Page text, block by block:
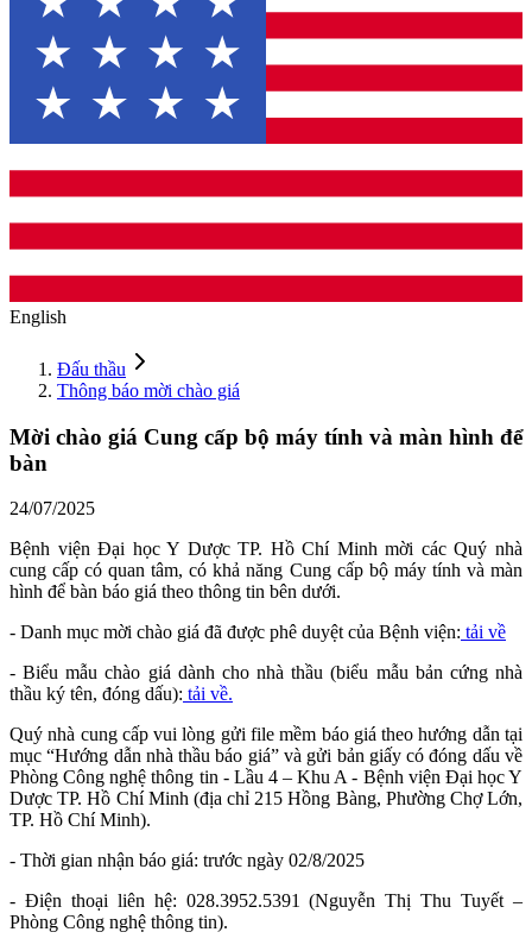
English
Đấu thầu
Thông báo mời chào giá
Mời chào giá Cung cấp bộ máy tính và màn hình để
bàn
24/07/2025
Bệnh viện Đại học Y Dược TP. Hồ Chí Minh mời các Quý nhà
cung cấp có quan tâm, có khả năng Cung cấp bộ máy tính và màn
hình để bàn báo giá theo thông tin bên dưới.
- Danh mục mời chào giá đã được phê duyệt của Bệnh viện: tải về
- Biểu mẫu chào giá dành cho nhà thầu (biểu mẫu bản cứng nhà
thầu ký tên, đóng dấu): tải về.
Quý nhà cung cấp vui lòng gửi file mềm báo giá theo hướng dẫn tại
mục “Hướng dẫn nhà thầu báo giá” và gửi bản giấy có đóng dấu về
Phòng Công nghệ thông tin - Lầu 4 – Khu A - Bệnh viện Đại học Y
Dược TP. Hồ Chí Minh (địa chỉ 215 Hồng Bàng, Phường Chợ Lớn,
TP. Hồ Chí Minh).
- Thời gian nhận báo giá: trước ngày 02/8/2025
- Điện thoại liên hệ: 028.3952.5391 (Nguyễn Thị Thu Tuyết –
Phòng Công nghệ thông tin).